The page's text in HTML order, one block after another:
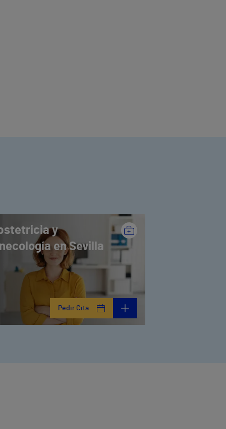
y
en Sevilla
Pedir Cita